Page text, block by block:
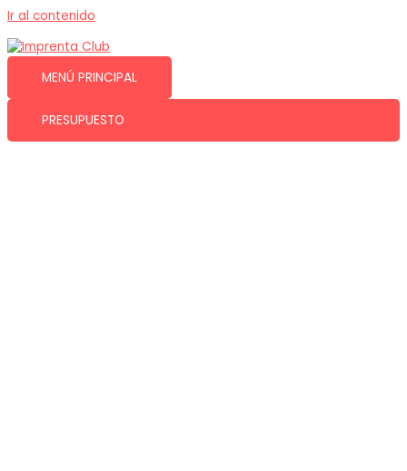
Ir al contenido
MENÚ PRINCIPAL
PRESUPUESTO